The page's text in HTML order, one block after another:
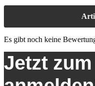
Es gibt noch keine
Jetzt